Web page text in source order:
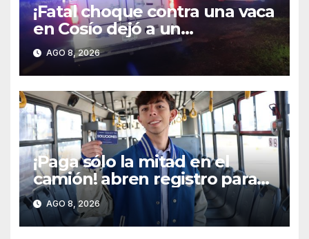
¡Fatal choque contra una vaca
en Cosío dejó a un
automovilista muerto y a un
motociclista grave!
AGO 8, 2026
¡Paga sólo la mitad en el
camión! abren registro para
obtener la tarjeta YoVoy
estudiantes!
AGO 8, 2026